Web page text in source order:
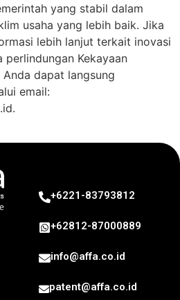
yang stabil dalam
usaha yang lebih baik. Jika
lebih lanjut terkait inovasi
Kekayaan
dapat langsung
email:
.
+6221-83793812
+62812-87000889
info@affa.co.id
patent@affa.co.id